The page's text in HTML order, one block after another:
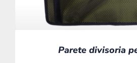
Parete divisoria